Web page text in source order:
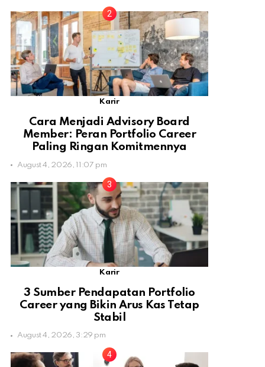
Karir
Cara Menjadi Advisory Board
Member: Peran Portfolio Career
Paling Ringan Komitmennya
August 4, 2026, 11:07 pm
Karir
3 Sumber Pendapatan Portfolio
Career yang Bikin Arus Kas Tetap
Stabil
August 4, 2026, 3:29 pm